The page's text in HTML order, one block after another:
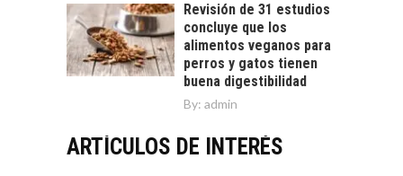
Revisión de 31 estudios
concluye que los
alimentos veganos para
perros y gatos tienen
buena digestibilidad
By: admin
ARTÍCULOS DE INTERÉS